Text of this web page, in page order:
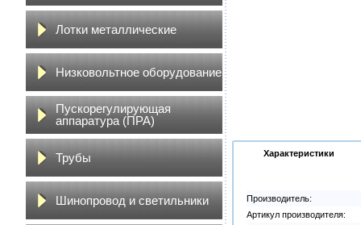
Лотки металлические
Низковольтное оборудование
Пускорегулирующая
аппаратура (ПРА)
Трубы
Шинопровод и светильники
Характеристики
Производитель:
Артикул производителя: